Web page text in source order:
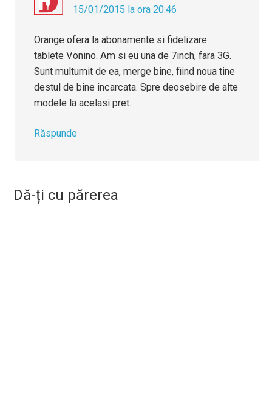
15/01/2015 la ora 20:46
Orange ofera la abonamente si fidelizare
tablete Vonino. Am si eu una de 7inch, fara 3G.
Sunt multumit de ea, merge bine, fiind noua tine
destul de bine incarcata. Spre deosebire de alte
modele la acelasi pret...
Răspunde
Dă-ți cu părerea